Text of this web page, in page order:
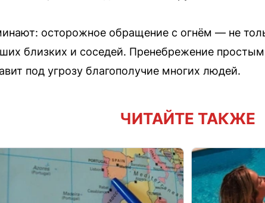
осторожное обращение с огнём — не
близких и соседей. Пренебрежение
под угрозу благополучие многих людей.
ЧИТАЙТЕ ТАКЖЕ